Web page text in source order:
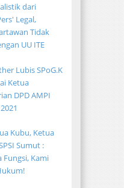
dari
Legal,
Tidak
UU ITE
Lubis SPoG.K
Ketua
DPD AMPI
Kubu, Ketua
Sumut :
Fungsi, Kami